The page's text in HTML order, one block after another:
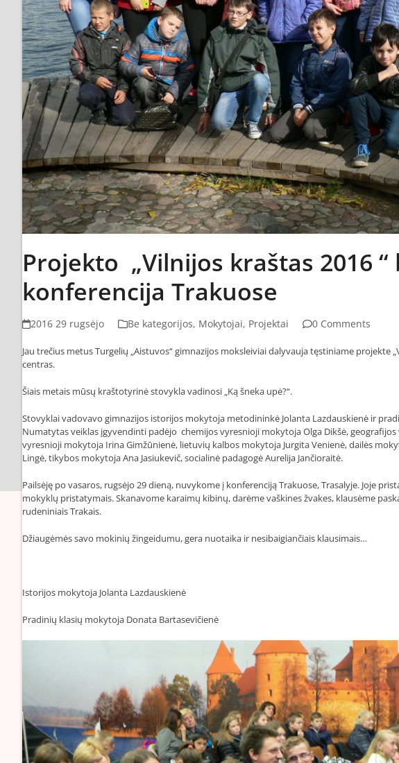
Projekto „Vilnijos kraštas 2016 “
konferencija Trakuose
2016 29 rugsėjo Be kategorijos, Mokytojai, Projektai 0 Comments
Jau trečius metus Turgelių „Aistuvos“ gimnazijos moksleiviai dalyvauja tęstiniame projekte
centras.
Šiais metais mūsų kraštotyrinė stovykla vadinosi „Ką šneka upė?“.
Stovyklai vadovavo gimnazijos istorijos mokytoja metodininkė Jolanta Lazdauskienė ir
Numatytas veiklas įgyvendinti padėjo chemijos vyresnioji mokytoja Olga Dikšė,
vyresnioji mokytoja Irina Gimžūnienė, lietuvių kalbos mokytoja Jurgita Venienė, dailės
Lingė, tikybos mokytoja Ana Jasiukevič, socialinė padagogė Aurelija Jančioraitė.
Pailsėję po vasaros, rugsėjo 29 dieną, nuvykome į konferenciją Trakuose, Trasalyje. Joje
mokyklų pristatymais. Skanavome karaimų kibinų, darėme vaškines žvakes, klausėme
rudeniniais Trakais.
Džiaugėmės savo mokinių žingeidumu, gera nuotaika ir nesibaigiančiais klausimais…
Istorijos mokytoja Jolanta Lazdauskienė
Pradinių klasių mokytoja Donata Bartasevičienė